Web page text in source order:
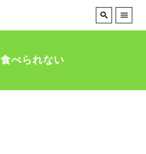
食べられない